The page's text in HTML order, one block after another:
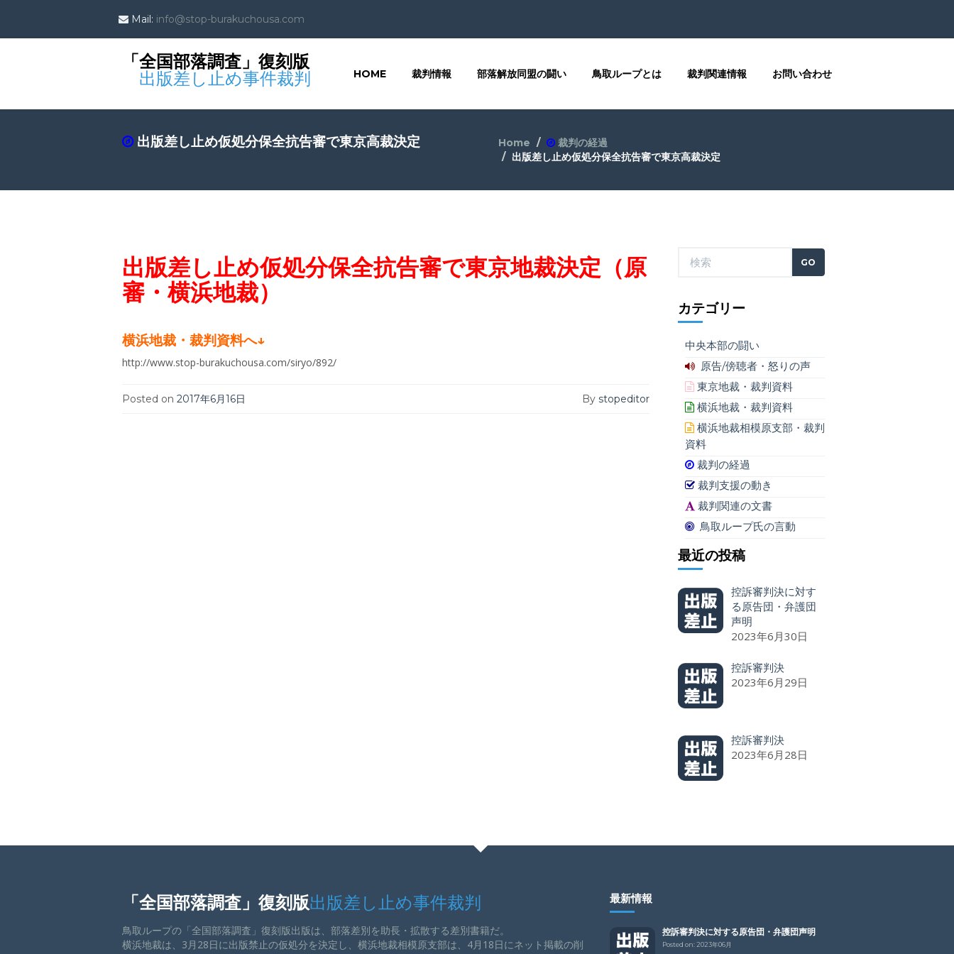
Mail: info@stop-burakuchousa.com
「全国部落調査」復刻版
出版差し止め事件裁判 HOME 裁判情報 部落解放同盟の闘い 鳥取ループとは 裁判関連情報 お問い合わせ
出版差し止め仮処分保全抗告審で東京高裁決定 Home
裁判の経過
出版差し止め仮処分保全抗告審で東京高裁決定
出版差し止め仮処分保全抗告審で東京地裁決定（原
審・横浜地裁）
横浜地裁・裁判資料へ↓
http://www.stop-burakuchousa.com/siryo/892/
Posted on 2017年6月16日 By stopeditor
カテゴリー
中央本部の闘い
原告/傍聴者・怒りの声
東京地裁・裁判資料
横浜地裁・裁判資料
横浜地裁相模原支部・裁判
資料
裁判の経過
裁判支援の動き
裁判関連の文書
鳥取ループ氏の言動
最近の投稿
控訴審判決に対す
る原告団・弁護団
声明
2023年6月30日
控訴審判決
2023年6月29日
控訴審判決
2023年6月28日
「全国部落調査」復刻版出版差し止め事件裁判
鳥取ループの「全国部落調査」復刻版出版は、部落差別を助長・拡散する差別書籍だ。
横浜地裁は、3月28日に出版禁止の仮処分を決定し、横浜地裁相模原支部は、4月18日にネット掲載の削
最新情報
控訴審判決に対する原告団・弁護団声明
Posted on:2023年06月